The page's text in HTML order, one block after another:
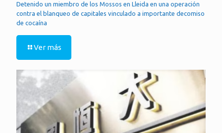
Detenido un miembro de los Mossos en Lleida en una operación
contra el blanqueo de capitales vinculado a importante decomiso
de cocaína
Ver más